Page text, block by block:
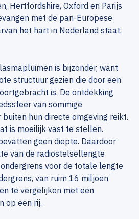
Hertfordshire, Oxford en Parijs
met de pan-Europese
het hart in Nederland staat.
is bijzonder, want
structuur gezien die door een
is. De ontdekking
van sommige
hun directe omgeving reikt.
is moeilijk vast te stellen.
geen diepte. Daardoor
van de radiostelsellengte
voor de totale lengte
van ruim 16 miljoen
te vergelijken met een
op een rij.